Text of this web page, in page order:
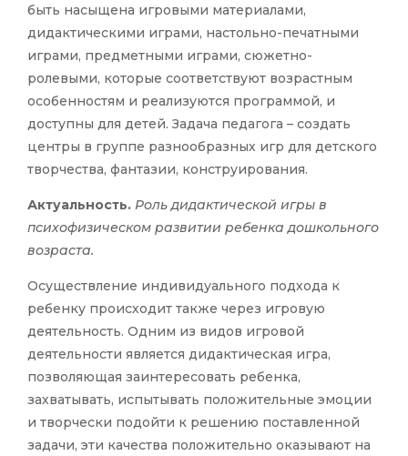
быть насыщена игровыми материалами,
дидактическими играми, настольно-печатными
играми, предметными играми, сюжетно-
ролевыми, которые соответствуют возрастным
особенностям и реализуются программой, и
доступны для детей. Задача педагога – создать
центры в группе разнообразных игр для детского
творчества, фантазии, конструирования.
Актуальность. Роль дидактической игры в
психофизическом развитии ребенка дошкольного
возраста.
Осуществление индивидуального подхода к
ребенку происходит также через игровую
деятельность. Одним из видов игровой
деятельности является дидактическая игра,
позволяющая заинтересовать ребенка,
захватывать, испытывать положительные эмоции
и творчески подойти к решению поставленной
задачи, эти качества положительно оказывают на